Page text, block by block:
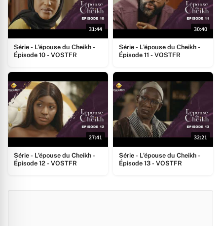
31:44
Série - L'épouse du Cheikh -
Épisode 10 - VOSTFR
30:40
Série - L'épouse du Cheikh -
Épisode 11 - VOSTFR
27:41
Série - L'épouse du Cheikh -
Épisode 12 - VOSTFR
32:21
Série - L'épouse du Cheikh -
Épisode 13 - VOSTFR